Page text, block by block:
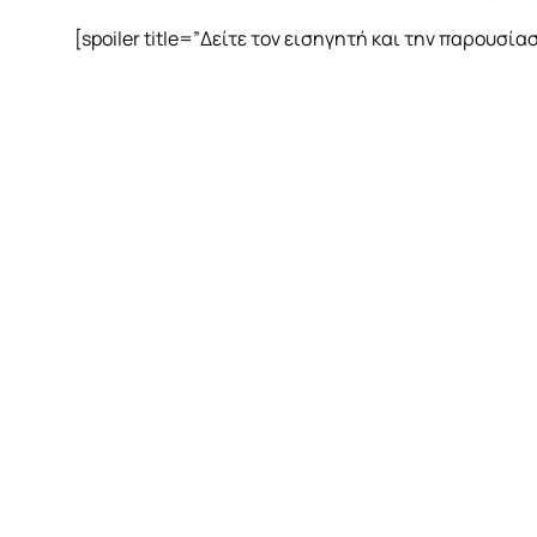
[spoiler title=”Δείτε τον εισηγητή και την